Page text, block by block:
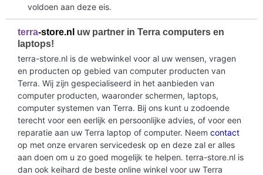
voldoen aan deze eis.
terra-store.nl uw partner in Terra computers en
laptops!
terra-store.nl is de webwinkel voor al uw wensen, vragen
en producten op gebied van computer producten van
Terra. Wij zijn gespecialiseerd in het aanbieden van
computer producten, waaronder schermen, laptops,
computer systemen van Terra. Bij ons kunt u zodoende
terecht voor een eerlijk en persoonlijke advies, of voor een
reparatie aan uw Terra laptop of computer. Neem contact
op met onze ervaren servicedesk op en deze zal er alles
aan doen om u zo goed mogelijk te helpen. terra-store.nl is
dan ook keihard de beste online winkel voor uw Terra